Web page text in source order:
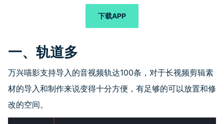
下载APP
一、轨道多
万兴喵影支持导入的音视频轨达100条，对于长视频剪辑素
材的导入和制作来说变得十分方便，有足够的可以放置和修
改的空间。